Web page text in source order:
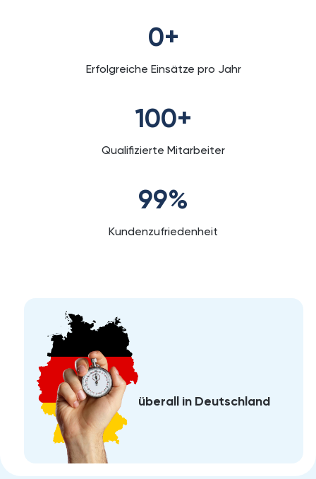
0+
Erfolgreiche Einsätze pro Jahr
100+
Qualifizierte Mitarbeiter
99%
Kundenzufriedenheit
überall in Deutschland